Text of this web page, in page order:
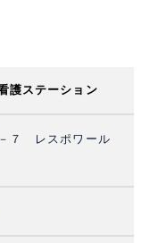
護ステーション
７ レスポワール